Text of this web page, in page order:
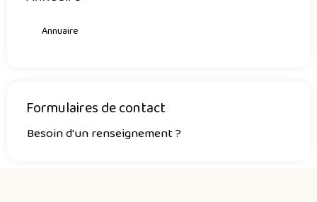
Annuaire
Formulaires de contact
Besoin d'un renseignement ?